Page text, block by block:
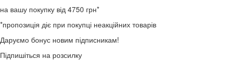
на вашу покупку від 4750 грн*
*пропозиція діє при покупці неакційних товарів
Даруємо бонус новим підписникам!
Підпишіться на розсилку